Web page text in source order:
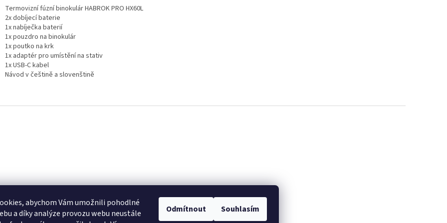
abychom Vám umožnili pohodlné
a díky analýze provozu webu neustále
Odmítnout Souhlasím
Termovizní fúzní binokulár HABROK PRO HX60L
2x dobíjecí baterie
1x nabíječka baterií
1x pouzdro na binokulár
1x poutko na krk
1x adaptér pro umístění na stativ
1x USB-C kabel
Návod v češtině a slovenštině